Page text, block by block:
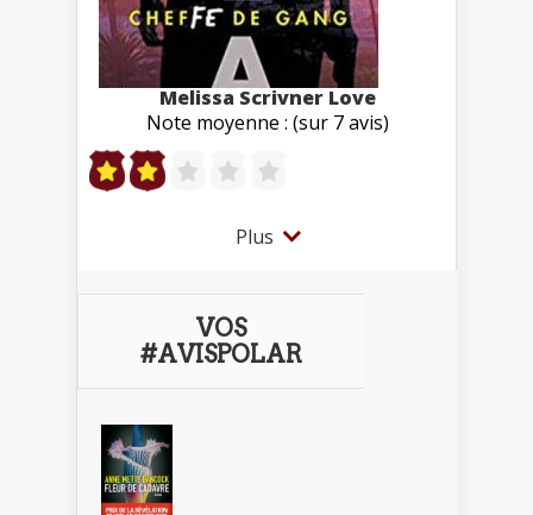
Melissa Scrivner Love
Note moyenne : (sur 7 avis)
Plus
VOS
#AVISPOLAR